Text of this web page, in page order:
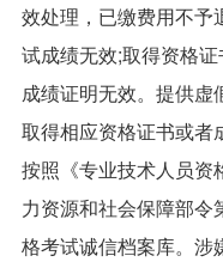
效处理，已缴费用不予
试成绩无效;取得资格
成绩证明无效。提供
取得相应资格证书或者
按照《专业技术人员资
力资源和社会保障部令
格考试诚信档案库。涉